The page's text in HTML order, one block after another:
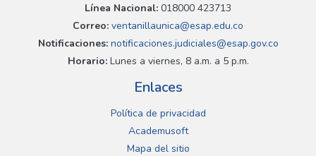
Línea Nacional: 018000 423713
Correo: ventanillaunica@esap.edu.co
Notificaciones:notificaciones.judiciales@esap.gov.co
Horario:Lunes a viernes, 8 a.m. a 5 p.m.
Enlaces
Política de privacidad
Academusoft
Mapa del sitio